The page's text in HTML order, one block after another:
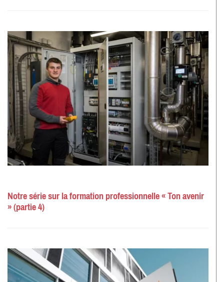
Notre série sur la formation professionnelle « Ton avenir
» (partie 4)